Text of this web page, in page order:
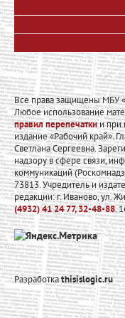
Все права защищены МБУ
Любое использование
правил перепечаткии при
издание «Рабочий край».
Светлана Сергеевна.
надзору в сфере связи,
коммуникаций
73813. Учредитель и
редакции: г. Иваново, ул.
(4932) 41 24 77, 32-48-88.
Разработкаthisislogic.ru